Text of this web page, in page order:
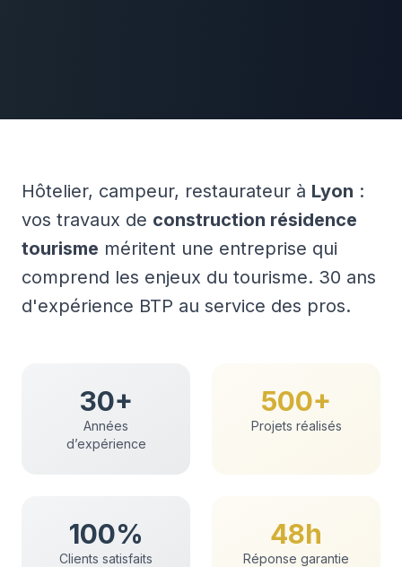
Hôtelier, campeur, restaurateur à Lyon :
vos travaux de construction résidence
tourisme méritent une entreprise qui
comprend les enjeux du tourisme. 30 ans
d'expérience BTP au service des pros.
30+
Années
d’expérience
500+
Projets réalisés
100%
Clients satisfaits
48h
Réponse garantie